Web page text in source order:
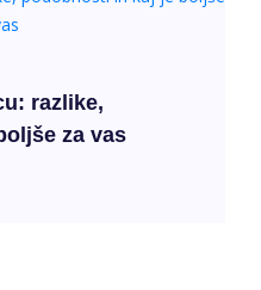
razlike,
za vas